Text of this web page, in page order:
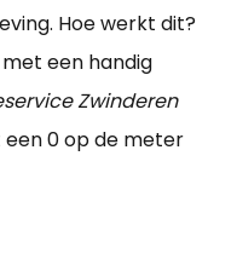
Hoe werkt dit?
een handig
Zwinderen
0 op de meter